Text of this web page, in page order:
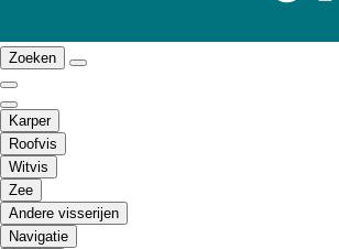
Zoeken
Karper
Roofvis
Witvis
Zee
Andere visserijen
Navigatie